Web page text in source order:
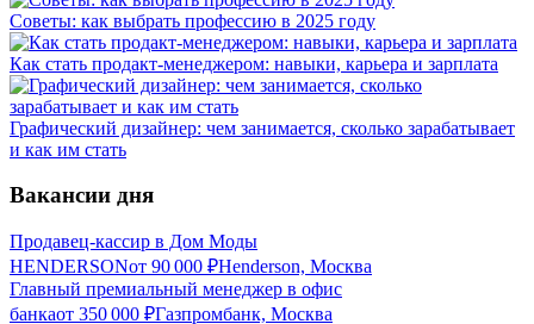
Советы: как выбрать профессию в 2025 году
Как стать продакт-менеджером: навыки, карьера и зарплата
Графический дизайнер: чем занимается, сколько зарабатывает
и как им стать
Вакансии дня
Продавец-кассир в Дом Моды
HENDERSONот 90 000 ₽Henderson, Москва
Главный премиальный менеджер в офис
банкаот 350 000 ₽Газпромбанк, Москва